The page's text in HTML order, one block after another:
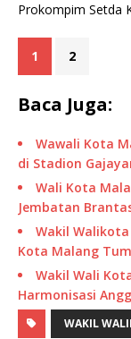
Prokompim Setda
1 2
Baca Juga:
Wawali Kota
di Stadion
Wali Kota
Jembatan
Wakil
Kota Malang
Wakil Wali
Harmonisasi
WAKIL